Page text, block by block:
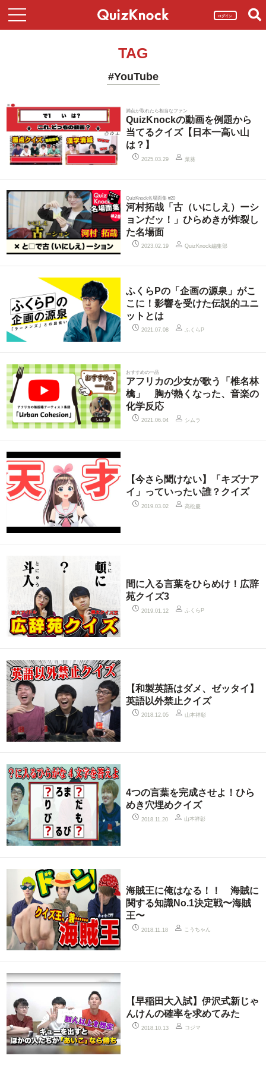
ログイン
TAG
#YouTube
満点が取れたら相当なファン
QuizKnockの動画を例題から
当てるクイズ【日本一高い山
は？】
2025.03.29 菜葵
QuizKnock名場面集 #20
河村拓哉「古（いにしえ）ーシ
ョンだッ！」ひらめきが炸裂し
た名場面
2023.02.19 QuizKnock編集部
ふくらPの「企画の源泉」がこ
こに！影響を受けた伝説的ユニ
ットとは
2021.07.08 ふくらP
おすすめの一品
アフリカの少女が歌う「椎名林
檎」 胸が熱くなった、音楽の
化学反応
2021.06.04 シムラ
【今さら聞けない】「キズナア
イ」っていったい誰？クイズ
2019.03.02 高松慶
間に入る言葉をひらめけ！広辞
苑クイズ3
2019.01.12 ふくらP
【和製英語はダメ、ゼッタイ】
英語以外禁止クイズ
2018.12.05 山本祥彰
4つの言葉を完成させよ！ひら
めき穴埋めクイズ
2018.11.20 山本祥彰
海賊王に俺はなる！！ 海賊に
関する知識No.1決定戦〜海賊
王〜
2018.11.18 こうちゃん
【早稲田大入試】伊沢式新じゃ
んけんの確率を求めてみた
2018.10.13 コジマ